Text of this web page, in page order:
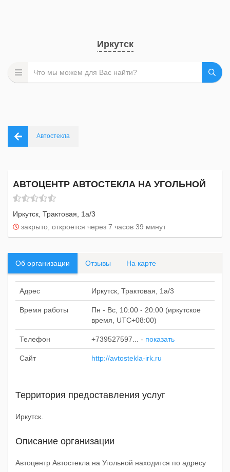
Иркутск
Автостекла
АВТОЦЕНТР АВТОСТЕКЛА НА УГОЛЬНОЙ
Иркутск, Трактовая, 1а/3
закрыто, откроется через 7 часов 39 минут
Об организации Отзывы На карте
Адрес Иркутск, Трактовая, 1а/3
Время работы
Пн - Вс, 10:00 - 20:00 (иркутское
время, UTC+08:00)
Телефон +739527597... - показать
Сайт http://avtostekla-irk.ru
Территория предоставления услуг
Иркутск.
Описание организации
Автоцентр Автостекла на Угольной находится по адресу